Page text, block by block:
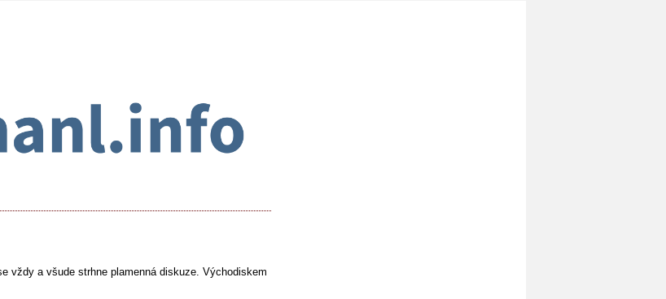
vždy a všude strhne plamenná diskuze. Východiskem